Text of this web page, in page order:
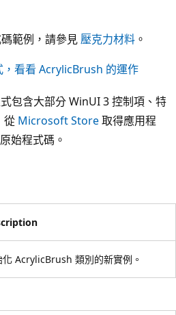
範例，請參見 壓克力材料 。
看看 AcrylicBrush 的運作
包含大部分 WinUI 3 控制項、特
從 Microsoft Store取得應用程
始程式碼。
化 AcrylicBrush 類別的新實例。